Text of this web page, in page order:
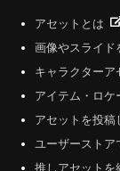
アセットとは
画像やスライド
キャラクターア
アイテム・ロケ
アセットを投稿
ユーザーストア
推しアセットを